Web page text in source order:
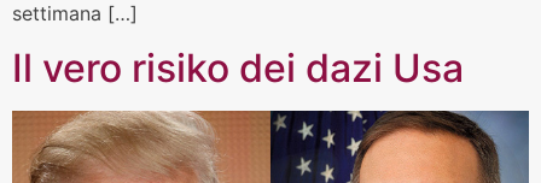
settimana […]
Il vero risiko dei dazi Usa